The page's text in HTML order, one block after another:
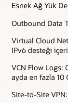
Esnek Ağ Yük
Outbound Data
Virtual Cloud
IPv6 desteği
VCN Flow Logs:
ayda en fazla 10
Site-to-Site VPN: